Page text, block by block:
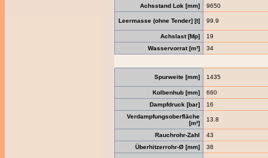
Achsstand Lok [mm] 9650
Leermasse (ohne Tender] [t] 99.9
Achslast [Mp]
19
Wasservorrat [m³]
34
Spurweite [mm] 1435
Kolbenhub [mm]
660
Dampfdruck [bar]
16
Verdampfungsoberfläche
[m²]
13.8
Rauchrohr-Zahl
43
Überhitzerrohr-Ø [mm]
38